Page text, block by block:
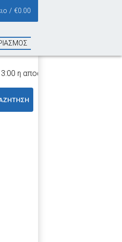
/ €0.00
τους γίνεται την ίδια